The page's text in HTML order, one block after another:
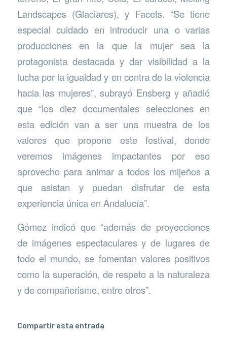
Landscapes (Glaciares), y Facets. “Se tiene
especial cuidado en introducir una o varias
producciones en la que la mujer sea la
protagonista destacada y dar visibilidad a la
lucha por la igualdad y en contra de la violencia
hacia las mujeres”, subrayó Ensberg y añadió
que “los diez documentales selecciones en
esta edición van a ser una muestra de los
valores que propone este festival, donde
veremos imágenes impactantes por eso
aprovecho para animar a todos los mijeños a
que asistan y puedan disfrutar de esta
experiencia única en Andalucía”.
Gómez indicó que “además de proyecciones
de imágenes espectaculares y de lugares de
todo el mundo, se fomentan valores positivos
como la superación, de respeto a la naturaleza
y de compañerismo, entre otros”.
Compartir esta entrada